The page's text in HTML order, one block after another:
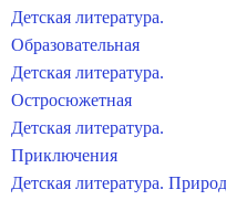
Детская литература.
Образовательная
Детская литература.
Остросюжетная
Детская литература.
Приключения
Детская литература.